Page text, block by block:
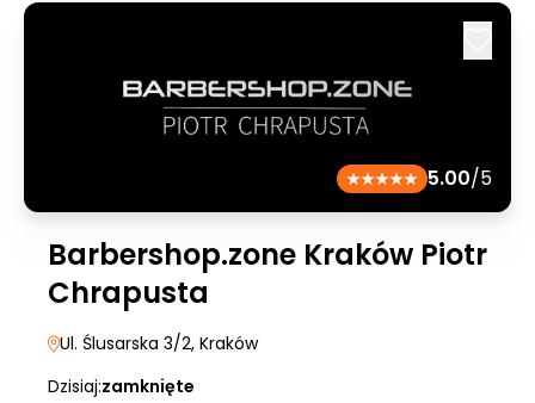
5.00/5
Barbershop.zone Kraków Piotr
Chrapusta
Ul. Ślusarska 3/2, Kraków
Dzisiaj:zamknięte